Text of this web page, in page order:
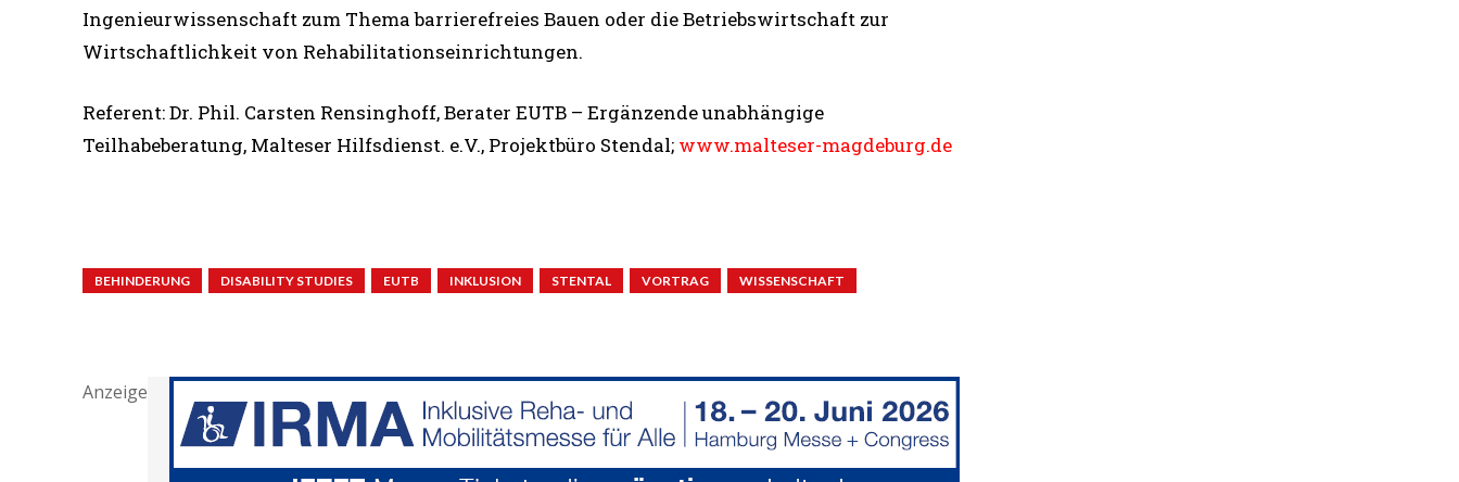
Ingenieurwissenschaft zum Thema barrierefreies Bauen oder die Betriebswirtschaft zur
Wirtschaftlichkeit von Rehabilitationseinrichtungen.
Referent: Dr. Phil. Carsten Rensinghoff, Berater EUTB – Ergänzende unabhängige
Teilhabeberatung, Malteser Hilfsdienst. e.V., Projektbüro Stendal; www.malteser-magdeburg.de
BEHINDERUNG DISABILITY STUDIES EUTB INKLUSION STENTAL VORTRAG WISSENSCHAFT
Anzeige